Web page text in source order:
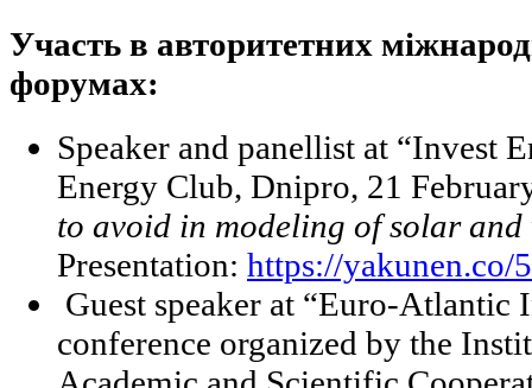
Участь в авторитетних
форумах:
Speaker and panellist at “Invest
Energy Club, Dnipro, 21
to avoid in modeling of solar
Presentation: https://yakunen.co/5
Guest speaker at “Euro-Atlantic
conference organized by the